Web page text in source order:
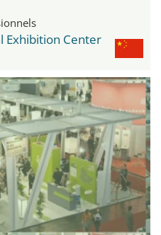
Exhibition Center